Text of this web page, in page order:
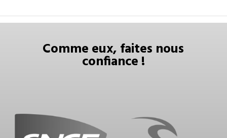
Comme eux, faites nous
confiance !